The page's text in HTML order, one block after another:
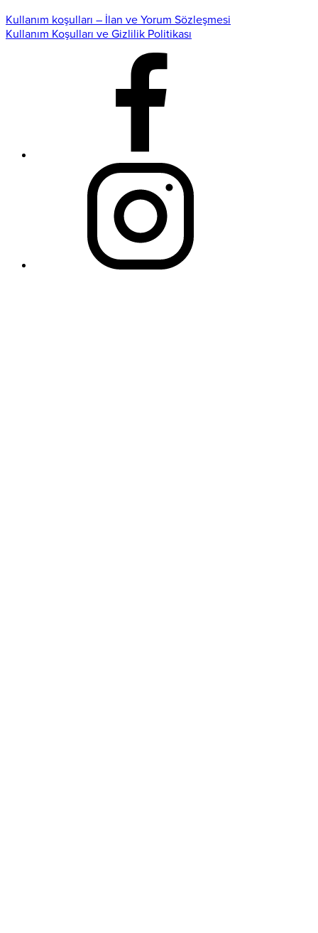
Kullanım koşulları – İlan ve Yorum Sözleşmesi
Kullanım Koşulları ve Gizlilik Politikası